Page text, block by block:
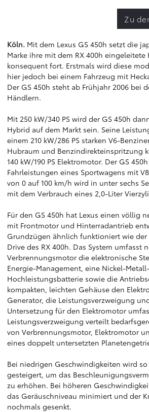
Köln. Mit dem Lexus GS 450h setzt die
Marke ihre mit dem RX 400h
konsequent fort. Erstmals wird diese
hier jedoch bei einem Fahrzeug mit
Der GS 450h steht ab Frühjahr 2006 bei
Händlern.
Mit 250 kW/340 PS wird der GS 450h
Hybrid auf dem Markt sein. Seine
einem 210 kW/286 PS starken V6-
Hubraum und Benzindirekteinspritzung
140 kW/190 PS Elektromotor. Der GS
Fahrleistungen eines Sportwagens mit
von 0 auf 100 km/h wird in unter sechs
mit dem Verbrauch eines 2,0-Liter
Für den GS 450h hat Lexus einen völlig
mit Frontmotor und Hinterradantrieb
Grundzügen ähnlich funktioniert wie der
Drive des RX 400h. Das System umfasst
Verbrennungsmotor die elektronische
Energie-Management, eine Nickel-
Hochleistungsbatterie sowie die
kompakten, leichten Gehäuse den
Generator, die Leistungsverzweigung
Untersetzung für den Elektromotor
Leistungsverzweigung verteilt
von Verbrennungsmotor, Elektromotor
eines doppelt untersetzten
Bei niedrigen Geschwindigkeiten wird
gesteigert, um das
zu erhöhen. Bei höheren
das Geräuschniveau minimiert und der
nochmals gesenkt.